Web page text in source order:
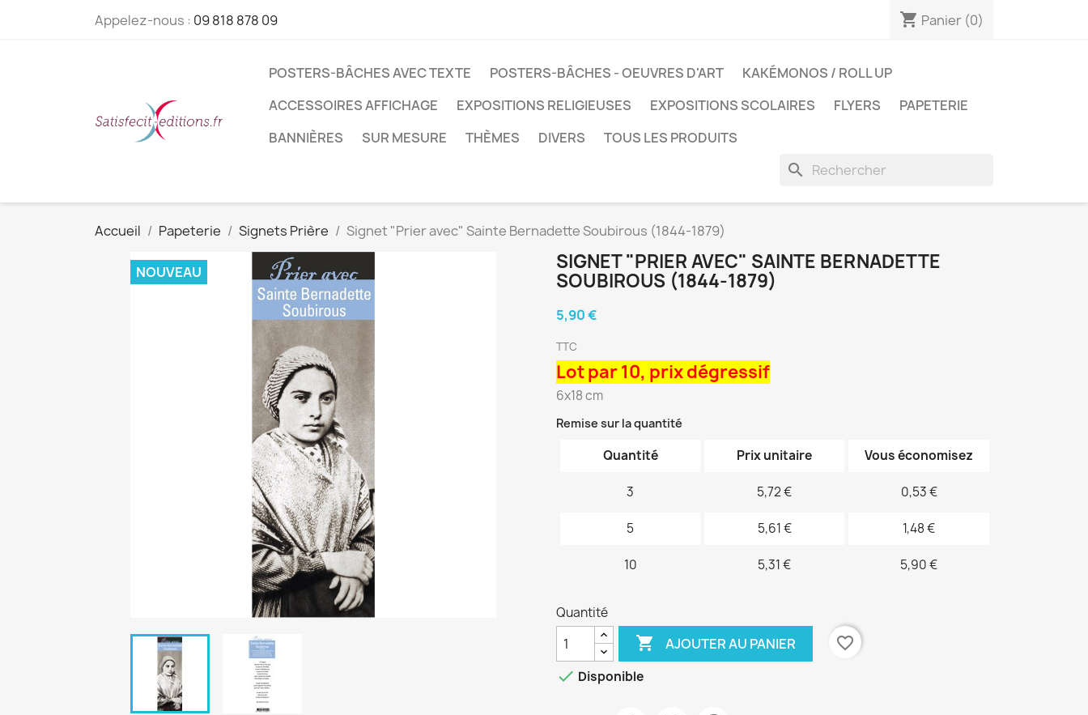
Appelez-nous : 09 818 878 09 shopping_cart Panier (0)
POSTERS-BÂCHES AVEC TEXTE POSTERS-BÂCHES - OEUVRES D'ART
KAKÉMONOS / ROLL UP
ACCESSOIRES AFFICHAGE
EXPOSITIONS RELIGIEUSES EXPOSITIONS SCOLAIRES FLYERS
PAPETERIE
BANNIÈRES
SUR MESURE THÈMES DIVERS TOUS LES PRODUITS
search
Accueil Papeterie Signets Prière Signet "Prier avec" Sainte Bernadette Soubirous (1844-1879)
NOUVEAU
SIGNET "PRIER AVEC" SAINTE BERNADETTE
SOUBIROUS (1844-1879)
5,90 €
TTC
Lot par 10, prix dégressif
6x18 cm
Remise sur la quantité
Quantité Prix unitaire Vous économisez
3 5,72 € 0,53 €
5 5,61 € 1,48 €
10 5,31 € 5,90 €
Quantité
 AJOUTER AU PANIER
favorite_border
 Disponible